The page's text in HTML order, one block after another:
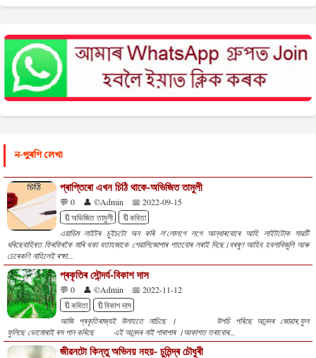
ন-পুৰণি লেখা
প্ৰাপ্তিৰো এখন চিঠি থাকে-অভিজিত তামুলী
💬 0 👤 ©Admin
📅 2022-09-15
🔖অভিজিত তামুলী
🔖কবিতা
এয়াডিম লাইটৰ চুইচটো অন কৰি ল'লোলগে লগে আন্ধাৰবোৰে আহি লাইটটোক সাৱটি
ধৰিছেবাহিৰত ফিৰফিৰকৈ মাৰি থকা বতাহজাকে শেৱালিজোপাৰ পাতবোৰ লৰাই দিছে।বৰষুণ আহিব হবলাবিজুলি আৰু
ঢেৰেকণি নাহিলেই ৰক্ষা...
প্ৰকৃতিৰ সৌন্দৰ্য-বিকাশ দাস
💬 0 👤 ©Admin
📅 2022-11-12
🔖কবিতা
🔖বিকাশ দাস
আজি প্ৰকৃতিৰাজ্যই উলাহতে নাচিছে । উপচি পৰিছে আনন্দৰ জোৱাৰ,ফুল
ফুলিছে ভোমোৰাই ৰস পান কৰিছে এই আনন্দৰ নাই পাৰাপাৰ ।আকাশত তৰাবোৰ...
জীৱনটো কিন্তু অভিনয় নহয়- চুমিন্দ্ৰ চৌধুৰী